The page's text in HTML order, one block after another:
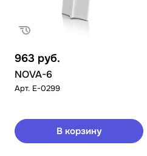
963 руб.
NOVA-6
Арт. E-0299
В корзину